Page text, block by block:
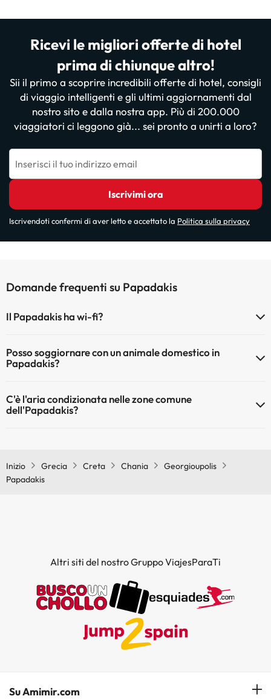
Ricevi le migliori offerte di hotel
prima di chiunque altro!
Sii il primo a scoprire incredibili offerte di hotel, consigli
di viaggio intelligenti e gli ultimi aggiornamenti dal
nostro sito e dalla nostra app. Più di 200.000
viaggiatori ci leggono già... sei pronto a unirti a loro?
Inserisci il tuo indirizzo email
Iscrivimi ora
Iscrivendoti confermi di aver letto e accettato la Politica sulla privacy
Domande frequenti su Papadakis
Il Papadakis ha wi-fi?
Posso soggiornare con un animale domestico in
Papadakis?
C'è l'aria condizionata nelle zone comune
dell'Papadakis?
Inizio Grecia Creta Chania
Georgioupolis
Papadakis
Altri siti del nostro Gruppo ViajesParaTi
Su Amimir.com